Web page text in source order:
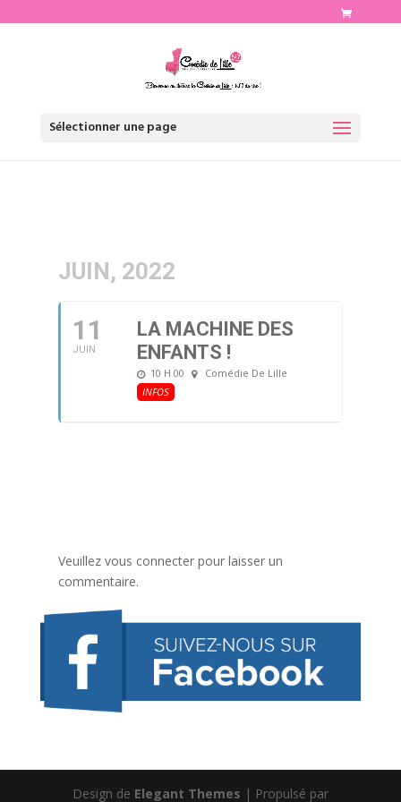
Sélectionner une page
JUIN, 2022
11
JUIN
LA MACHINE DES
ENFANTS !
10 H 00
Comédie De Lille
INFOS
Veuillez vous connecter pour laisser un
commentaire.
Design de Elegant Themes | Propulsé par